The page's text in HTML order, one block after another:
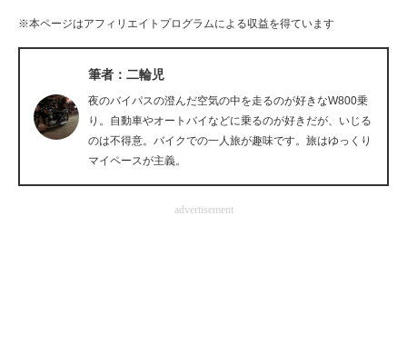
IT製品の技術・比較・事例
製造業のIT導入・活用を支援
モノづくり技術者専門サイト
エレクトロニクス専門サイト
電子設計の基本と応用
※本ページはアフィリエイトプログラムによる収益を得ています
筆者：二輪児
夜のバイパスの澄んだ空気の中を走るのが好きなW800乗
り。自動車やオートバイなどに乗るのが好きだが、いじる
のは不得意。バイクでの一人旅が趣味です。旅はゆっくり
マイペースが主義。
advertisement